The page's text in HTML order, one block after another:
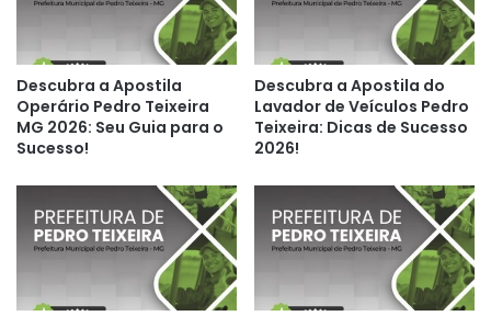
Descubra a Apostila
Operário Pedro Teixeira
MG 2026: Seu Guia para o
Sucesso!
Descubra a Apostila do
Lavador de Veículos Pedro
Teixeira: Dicas de Sucesso
2026!